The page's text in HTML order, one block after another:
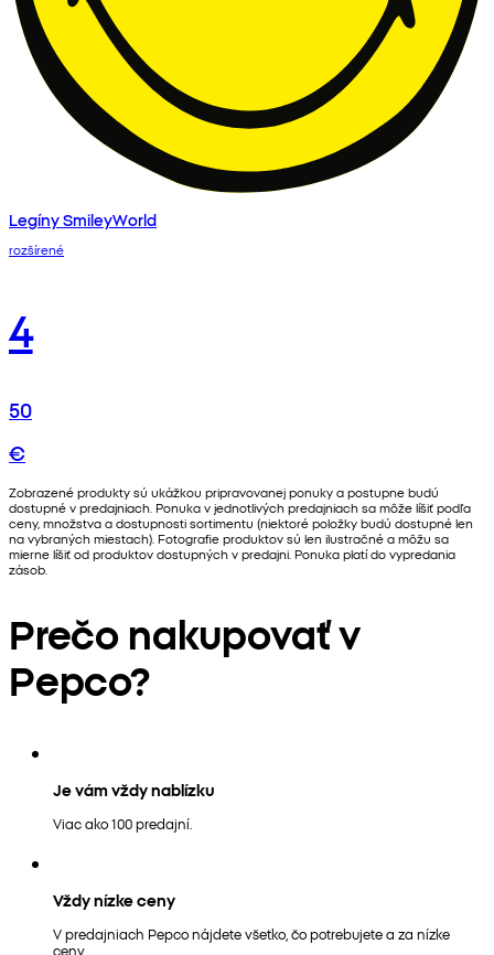
Legíny SmileyWorld
rozšírené
4
50
€
Zobrazené produkty sú ukážkou pripravovanej ponuky a postupne budú
dostupné v predajniach. Ponuka v jednotlivých predajniach sa môže líšiť podľa
ceny, množstva a dostupnosti sortimentu (niektoré položky budú dostupné len
na vybraných miestach). Fotografie produktov sú len ilustračné a môžu sa
mierne líšiť od produktov dostupných v predajni. Ponuka platí do vypredania
zásob.
Prečo nakupovať v
Pepco?
Je vám vždy nablízku
Viac ako 100 predajní.
Vždy nízke ceny
V predajniach Pepco nájdete všetko, čo potrebujete a za nízke
ceny.